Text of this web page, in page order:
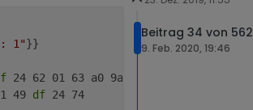
1"}}
24 62 01 63 a0 9a 00 76 05 03
49 df 24 74
Beitrag 34 von 562
9. Feb. 2020, 19:46